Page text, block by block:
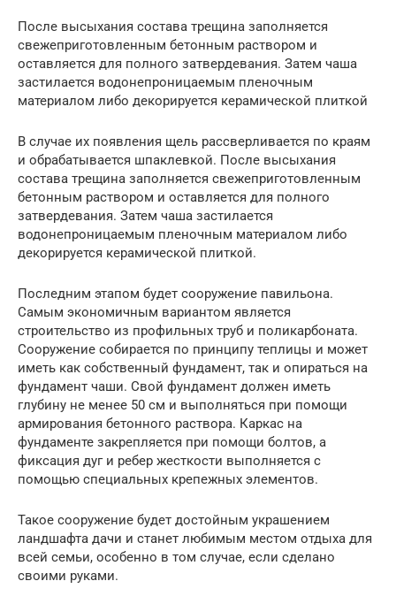
После высыхания состава трещина заполняется
свежеприготовленным бетонным раствором и
оставляется для полного затвердевания. Затем чаша
застилается водонепроницаемым пленочным
материалом либо декорируется керамической плиткой
В случае их появления щель рассверливается по краям
и обрабатывается шпаклевкой. После высыхания
состава трещина заполняется свежеприготовленным
бетонным раствором и оставляется для полного
затвердевания. Затем чаша застилается
водонепроницаемым пленочным материалом либо
декорируется керамической плиткой.
Последним этапом будет сооружение павильона.
Самым экономичным вариантом является
строительство из профильных труб и поликарбоната.
Сооружение собирается по принципу теплицы и может
иметь как собственный фундамент, так и опираться на
фундамент чаши. Свой фундамент должен иметь
глубину не менее 50 см и выполняться при помощи
армирования бетонного раствора. Каркас на
фундаменте закрепляется при помощи болтов, а
фиксация дуг и ребер жесткости выполняется с
помощью специальных крепежных элементов.
Такое сооружение будет достойным украшением
ландшафта дачи и станет любимым местом отдыха для
всей семьи, особенно в том случае, если сделано
своими руками.